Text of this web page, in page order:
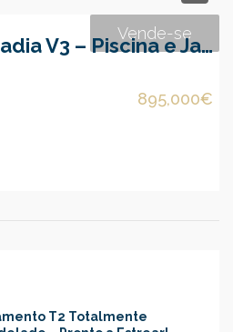
Vende-se
Quinta com Moradia V3 – Piscina e Jardim
895,000€
T2 Totalmente